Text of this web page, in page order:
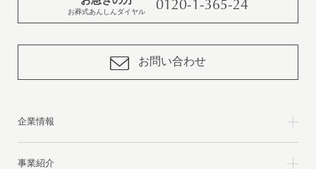
お葬式あんしんダイヤル 0120-1-365-24
お問い合わせ
企業情報
事業紹介